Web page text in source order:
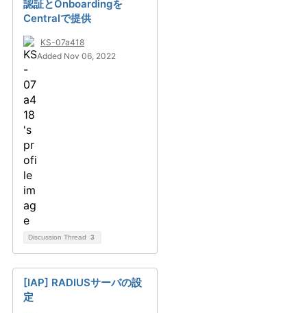
認証とOnboardingを
Centralで提供
KS-07a418
Added Nov 06, 2022
Discussion Thread 3
[IAP] RADIUSサーバの設
定